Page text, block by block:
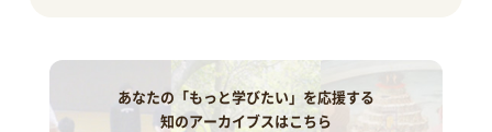
あなたの「もっと学びたい」を応援する
知のアーカイブスはこちら